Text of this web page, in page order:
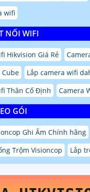
wifi
NỐI WIFI
Hikvision Giá Rẻ
Cube
Lắp camera wifi
Thân Cố Định
Camera
GÓI
Ghi Âm Chính hãng
Trộm Visioncop
Lắp